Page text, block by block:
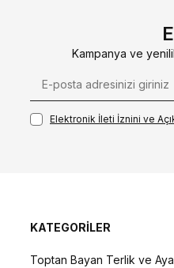
Kampanya ve
Elektronik İleti İzni‌ni ve
KATEGORİLER
Toptan Bayan Terlik ve